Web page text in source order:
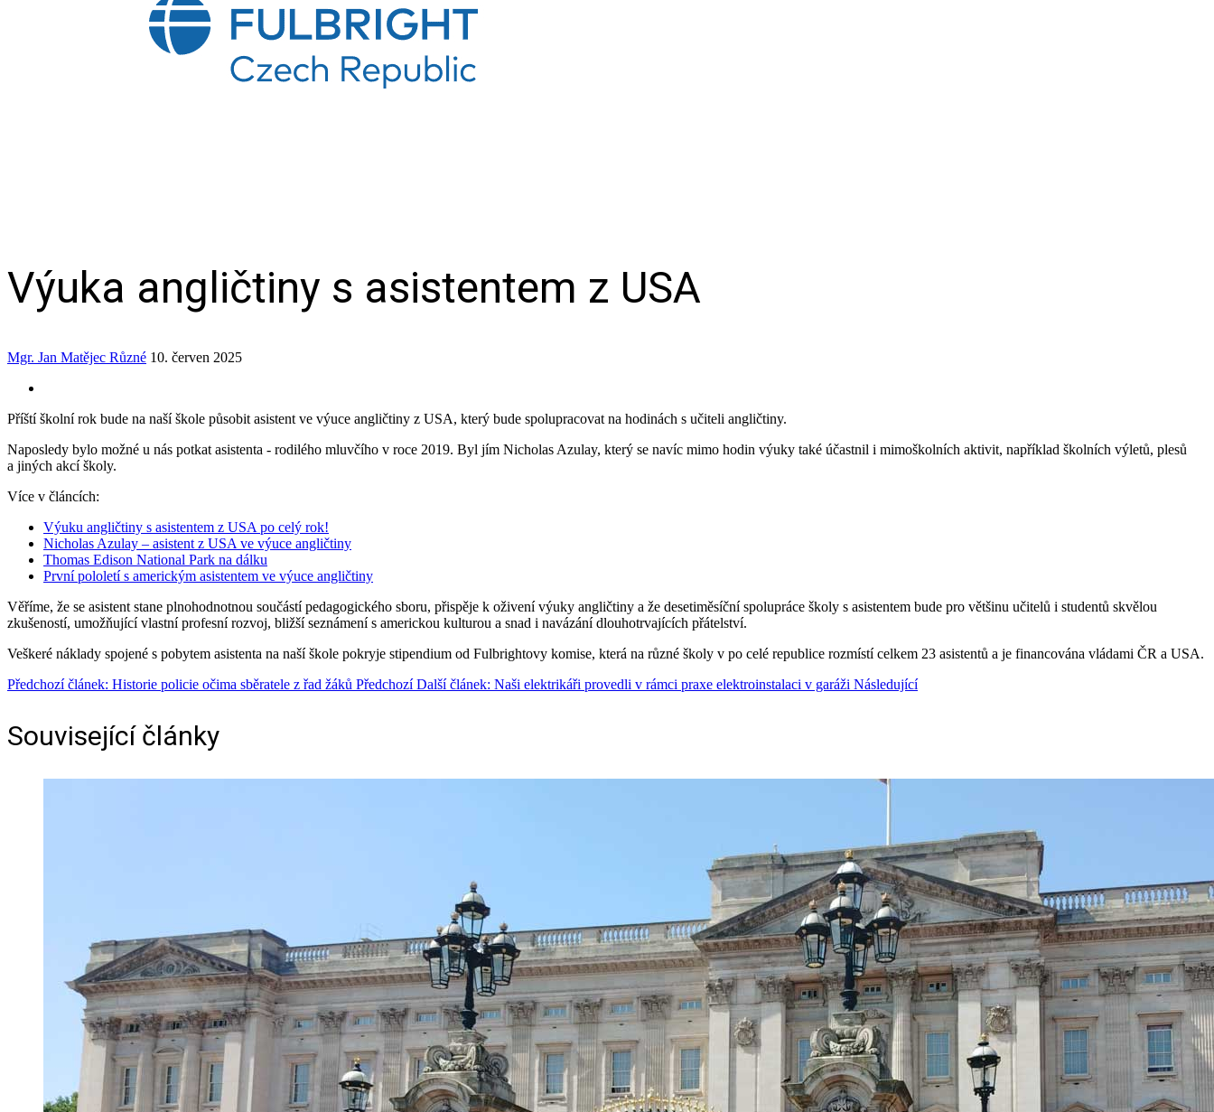
Výuka angličtiny s asistentem z USA
Mgr. Jan Matějec Různé 10. červen 2025
Příští školní rok bude na naší škole působit asistent ve výuce angličtiny z USA, který bude spolupracovat na hodinách s učiteli angličtiny.
Naposledy bylo možné u nás potkat asistenta ‑ rodilého mluvčího v roce 2019. Byl jím Nicholas Azulay, který se navíc mimo hodin výuky také účastnil i mimoškolních aktivit, například školních výletů, plesů
a jiných akcí školy.
Více v článcích:
Výuku angličtiny s asistentem z USA po celý rok!
Nicholas Azulay – asistent z USA ve výuce angličtiny
Thomas Edison National Park na dálku
První pololetí s americkým asistentem ve výuce angličtiny
Věříme, že se asistent stane plnohodnotnou součástí pedagogického sboru, přispěje k oživení výuky angličtiny a že desetiměsíční spolupráce školy s asistentem bude pro většinu učitelů i studentů skvělou
zkušeností, umožňující vlastní profesní rozvoj, bližší seznámení s americkou kulturou a snad i navázání dlouhotrvajících přátelství.
Veškeré náklady spojené s pobytem asistenta na naší škole pokryje stipendium od Fulbrightovy komise, která na různé školy v po celé republice rozmístí celkem 23 asistentů a je financována vládami ČR a USA.
Předchozí článek: Historie policie očima sběratele z řad žáků Předchozí Další článek: Naši elektrikáři provedli v rámci praxe elektroinstalaci v garáži Následující
Související články